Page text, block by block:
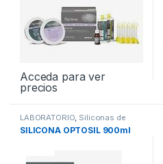
Acceda para ver
precios
LABORATORIO, Siliconas de
Condensación de Laboratorio
SILICONA OPTOSIL 900ml